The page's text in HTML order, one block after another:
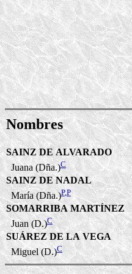
Nombres
SAINZ DE ALVARADO
Juana (Dña.)C
SAINZ DE NADAL
María (Dña.)P,P
SOMARRIBA MARTÍNEZ
Juan (D.)C
SUÁREZ DE LA VEGA
Miguel (D.)C